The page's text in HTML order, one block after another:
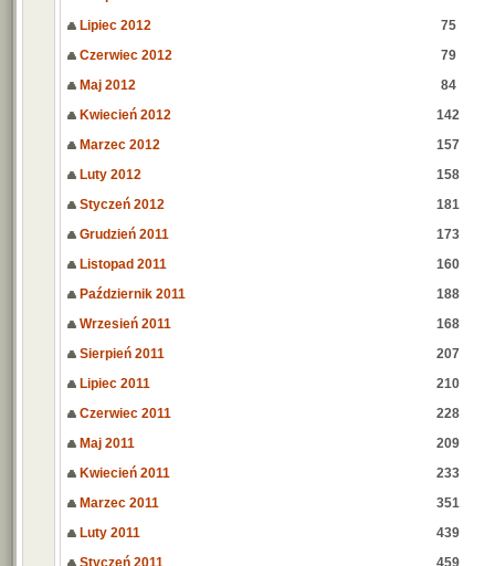
Lipiec 2012
75
Czerwiec 2012
79
Maj 2012
84
Kwiecień 2012
142
Marzec 2012
157
Luty 2012
158
Styczeń 2012
181
Grudzień 2011
173
Listopad 2011
160
Październik 2011
188
Wrzesień 2011
168
Sierpień 2011
207
Lipiec 2011
210
Czerwiec 2011
228
Maj 2011
209
Kwiecień 2011
233
Marzec 2011
351
Luty 2011
439
Styczeń 2011
459